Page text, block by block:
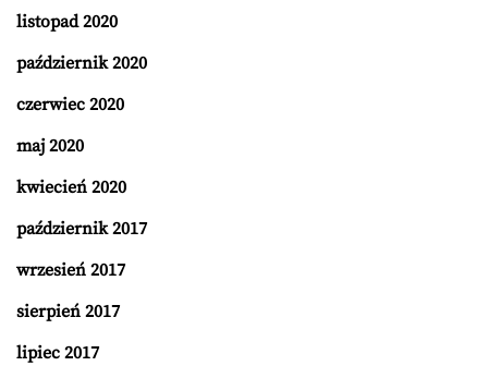
listopad 2020
październik 2020
czerwiec 2020
maj 2020
kwiecień 2020
październik 2017
wrzesień 2017
sierpień 2017
lipiec 2017